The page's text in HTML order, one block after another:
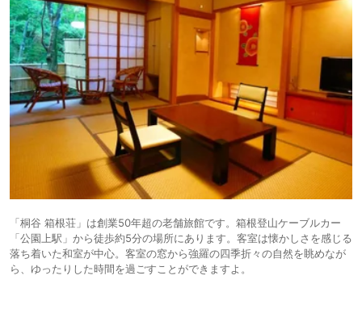
「桐谷 箱根荘」は創業50年超の老舗旅館です。箱根登山ケーブルカー
「公園上駅」から徒歩約5分の場所にあります。客室は懐かしさを感じる
落ち着いた和室が中心。客室の窓から強羅の四季折々の自然を眺めなが
ら、ゆったりした時間を過ごすことができますよ。